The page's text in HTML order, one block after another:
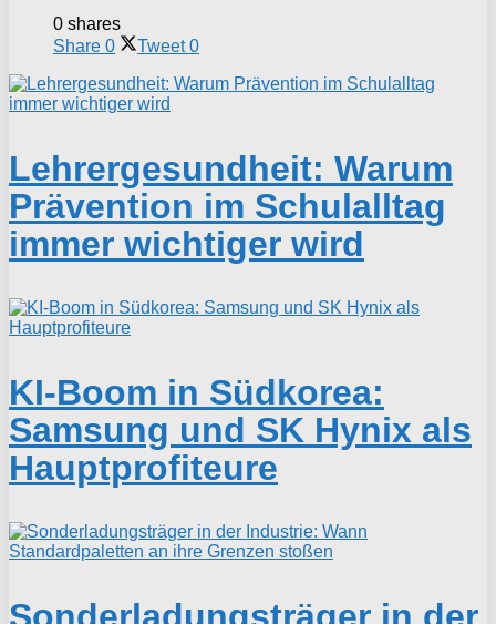
0 shares
Share 0 Tweet 0
Lehrergesundheit: Warum
Prävention im Schulalltag
immer wichtiger wird
KI-Boom in Südkorea:
Samsung und SK Hynix als
Hauptprofiteure